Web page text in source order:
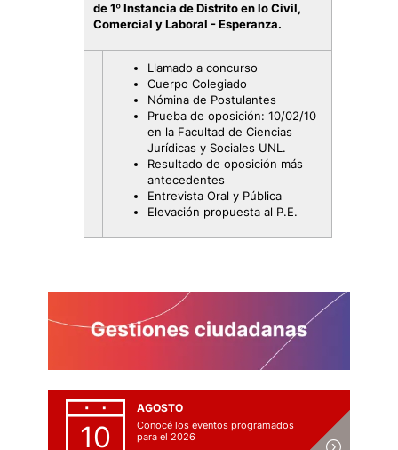
de 1º Instancia de Distrito en lo Civil,
Comercial y Laboral - Esperanza.
Llamado a concurso
Cuerpo Colegiado
Nómina de Postulantes
Prueba de oposición: 10/02/10
en la Facultad de Ciencias
Jurídicas y Sociales UNL.
Resultado de oposición más
antecedentes
Entrevista Oral y Pública
Elevación propuesta al P.E.
10
AGOSTO
Conocé los eventos programados
para el 2026